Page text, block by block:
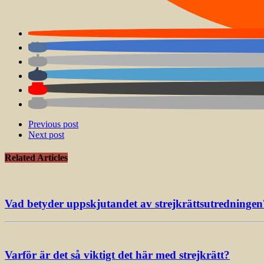
Previous post
Next post
Related Articles
Vad betyder uppskjutandet av
Varför är det så viktigt det här med strejkrätt?